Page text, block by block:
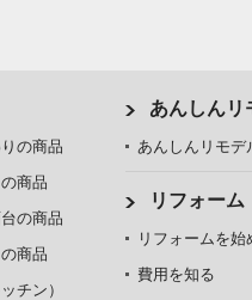
の商品
商品
の商品
商品
チン）
あんしんリ
あんしんリモデ
リフォーム
リフォームを始
費用を知る